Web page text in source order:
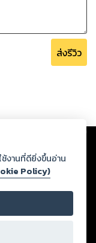
ส่งรีวิว
ฏว่าละเมิดสิทธิใน
ะศีลธรรม ดังนั้น ผู้อ่าน
และหากท่านพบว่าส่วน
ริษัท เพื่อทีมงานจะได้
ธิ์ตามพระราชบัญญัติ
งานที่ดียิ่งขึ้นอ่าน
Policy)